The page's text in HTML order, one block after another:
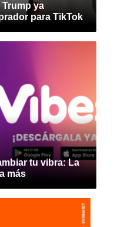
Trump ya
para TikTok
tu vibra: La
más